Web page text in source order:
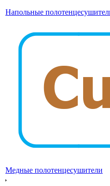
Напольные
Медные полотенцесушители